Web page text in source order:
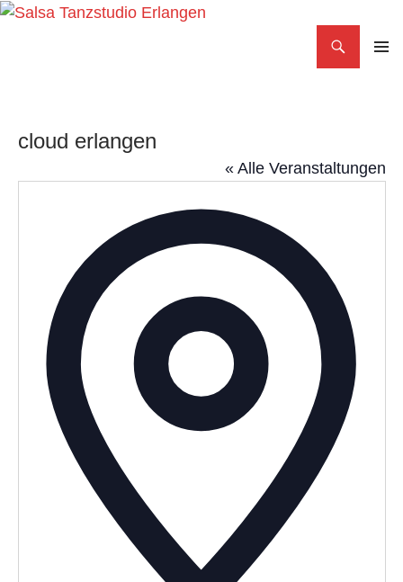
cloud erlangen
« Alle Veranstaltungen